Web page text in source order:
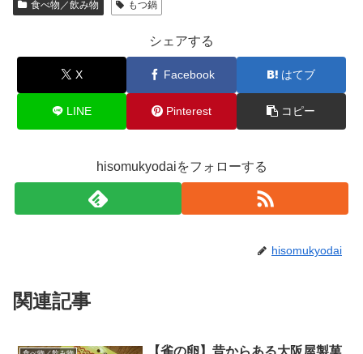
食べ物／飲み物 もつ鍋
シェアする
X Facebook はてブ
LINE Pinterest コピー
hisomukyodaiをフォローする
hisomukyodai
関連記事
【雀の卵】昔からある大阪屋製菓